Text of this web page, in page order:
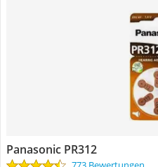
Panasonic PR312